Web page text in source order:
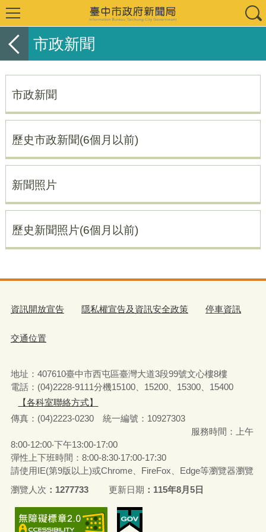
市政新聞
市政新聞
歷史市政新聞(6個月以前)
新聞照片
歷史新聞照片(6個月以前)
資訊開放宣告 隱私權宣告及資訊安全政策 停車資訊
交通位置
地址：407610臺中市西屯區臺灣大道3段99號文心樓8樓
電話：(04)2228-9111分機15100、15200、15300、15400
【各科室聯絡方式】
傳真：(04)2223-0230 統一編號 ： 10927303
服務時間：上午
8:00-12:00‧下午13:00-17:00
彈性上下班時間：8:00-8:30‧17:00-17:30
請使用IE(第9版以上)或Chrome、FireFox、Edge等瀏覽器瀏覽
瀏覽人次
1277733 更新日期 115年8月5日